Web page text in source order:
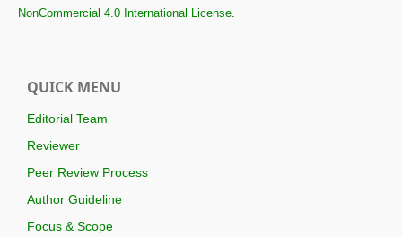
NonCommercial 4.0 International License.
QUICK MENU
Editorial Team
Reviewer
Peer Review Process
Author Guideline
Focus & Scope